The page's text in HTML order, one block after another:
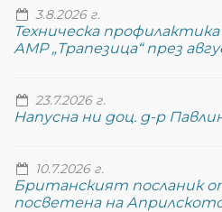
3.8.2026 г.
Техническа
АМР „Трапезица“ през
23.7.2026 г.
Напусна ни доц. д-р
10.7.2026 г.
Британският посланик
посветена на